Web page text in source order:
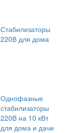
Стабилизаторы
220В для дома
Однофазные
стабилизаторы
220В на 10 кВт
для дома и дачи